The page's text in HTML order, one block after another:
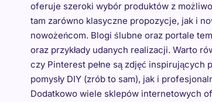
oferuje szeroki wybór produktów z
tam zarówno klasyczne propozycje, jak i
nowożeńcom. Blogi ślubne oraz portale
oraz przykłady udanych realizacji. Warto
czy Pinterest pełne są zdjęć inspirujących
pomysły DIY (zrób to sam), jak i
Dodatkowo wiele sklepów internetowych